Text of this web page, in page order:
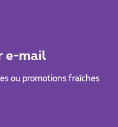
e-mail
ou promotions fraîches